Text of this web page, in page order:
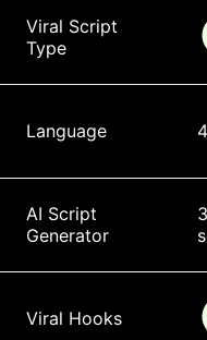
Viral Script
Type
Language
AI Script
Generator
Viral Hooks